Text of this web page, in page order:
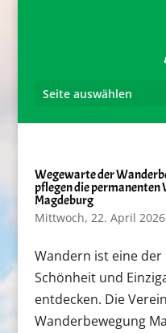
Seite auswählen
Wegewarte der
pflegen die permanenten
Magdeburg
Mittwoch, 22. April 2026
Wandern ist eine
Schönheit und
entdecken. Die
Wanderbewegung